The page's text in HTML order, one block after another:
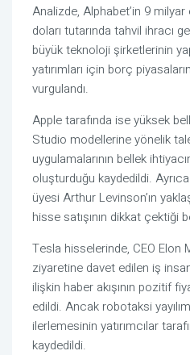
Analizde, Alphabet’in 9
doları tutarında tahvil ihracı
büyük teknoloji şirketlerinin
yatırımları için borç
vurgulandı.
Apple tarafında ise yüksek
Studio modellerine yönelik
uygulamalarının bellek
oluşturduğu kaydedildi.
üyesi Arthur Levinson’ın
hisse satışının dikkat çektiği
Tesla hisselerinde, CEO Elon
ziyaretine davet edilen iş
ilişkin haber akışının pozitif
edildi. Ancak robotaksi
ilerlemesinin yatırımcılar
kaydedildi.